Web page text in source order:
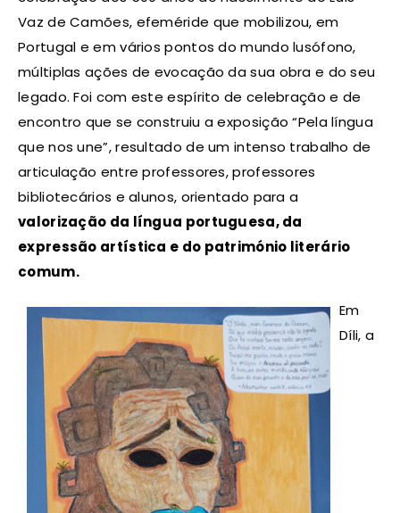
Vaz de Camões, efeméride que mobilizou, em
Portugal e em vários pontos do mundo lusófono,
múltiplas ações de evocação da sua obra e do seu
legado. Foi com este espírito de celebração e de
encontro que se construiu a exposição “Pela língua
que nos une”, resultado de um intenso trabalho de
articulação entre professores, professores
bibliotecários e alunos, orientado para a
valorização da língua portuguesa, da
expressão artística e do património literário
comum.
Em
Díli, a